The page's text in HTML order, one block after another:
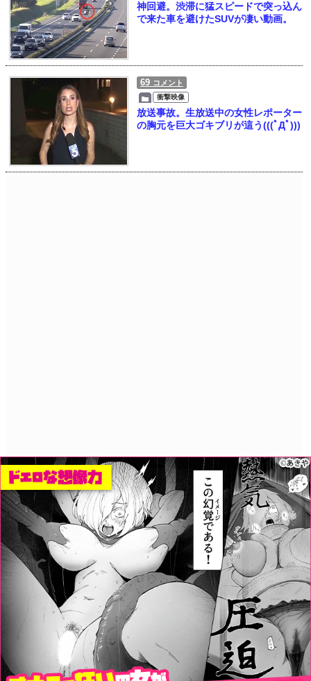
神回避。渋滞に猛スピードで突っ込ん
で来た車を避けたSUVが凄い動画。
69 コメント
衝撃映像
放送事故。生放送中の女性レポーター
の胸元を巨大ゴキブリが這う(((ﾟДﾟ)))